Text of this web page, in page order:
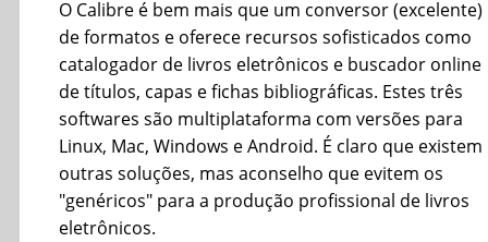
O Calibre é bem mais que um conversor (excelente)
de formatos e oferece recursos sofisticados como
catalogador de livros eletrônicos e buscador online
de títulos, capas e fichas bibliográficas. Estes três
softwares são multiplataforma com versões para
Linux, Mac, Windows e Android. É claro que existem
outras soluções, mas aconselho que evitem os
"genéricos" para a produção profissional de livros
eletrônicos.